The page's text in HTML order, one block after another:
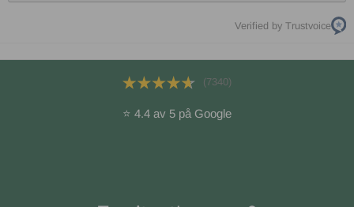
Verified by Trustvoice
(7340)
⭐ 4.4 av 5 på Google